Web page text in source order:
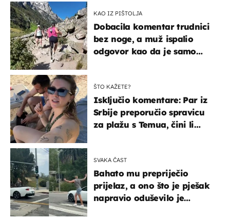
KAO IZ PIŠTOLJA
Dobacila komentar trudnici
bez noge, a muž ispalio
odgovor kao da je samo
ŠTO KAŽETE?
Isključio komentare: Par iz
Srbije preporučio spravicu
za plažu s Temua, čini li
SVAKA ČAST
Bahato mu prepriječio
prijelaz, a ono što je pješak
napravio oduševilo je